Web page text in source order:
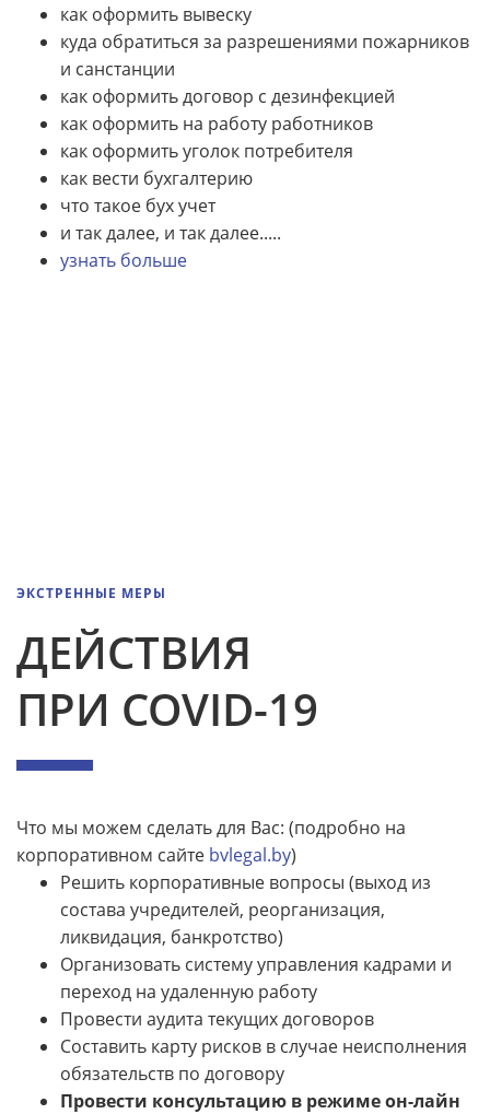
как оформить вывеску
куда обратиться за разрешениями пожарников
и санстанции
как оформить договор с дезинфекцией
как оформить на работу работников
как оформить уголок потребителя
как вести бухгалтерию
что такое бух учет
и так далее, и так далее.....
узнать больше
ЭКСТРЕННЫЕ МЕРЫ
ДЕЙСТВИЯ
ПРИ COVID-19
Что мы можем сделать для Вас: (подробно на
корпоративном сайте bvlegal.by)
Решить корпоративные вопросы (выход из
состава учредителей, реорганизация,
ликвидация, банкротство)
Организовать систему управления кадрами и
переход на удаленную работу
Провести аудита текущих договоров
Составить карту рисков в случае неисполнения
обязательств по договору
Провести консультацию в режиме он-лайн